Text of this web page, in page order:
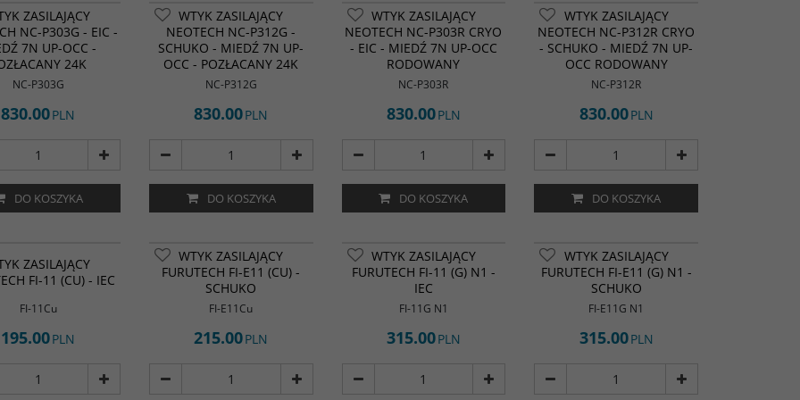
ZASILAJĄCY
NC-P303G - EIC -
7N UP-OCC -
24K
NC-P303G
830.00PLN
DO KOSZYKA
WTYK ZASILAJĄCY
NEOTECH NC-P312G -
SCHUKO - MIEDŹ 7N UP-
OCC - POZŁACANY 24K
NC-P312G
830.00PLN
DO KOSZYKA
WTYK ZASILAJĄCY
NEOTECH NC-P303R CRYO
- EIC - MIEDŹ 7N UP-OCC
RODOWANY
NC-P303R
830.00PLN
DO KOSZYKA
WTYK ZASILAJĄCY
NEOTECH NC-P312R CRYO
- SCHUKO - MIEDŹ 7N UP-
OCC RODOWANY
NC-P312R
830.00PLN
DO KOSZYKA
ZASILAJĄCY
FI-11 (CU) - IEC
FI-11Cu
195.00PLN
WTYK ZASILAJĄCY
FURUTECH FI-E11 (CU) -
SCHUKO
FI-E11Cu
215.00PLN
WTYK ZASILAJĄCY
FURUTECH FI-11 (G) N1 -
IEC
FI-11G N1
315.00PLN
WTYK ZASILAJĄCY
FURUTECH FI-E11 (G) N1 -
SCHUKO
FI-E11G N1
315.00PLN